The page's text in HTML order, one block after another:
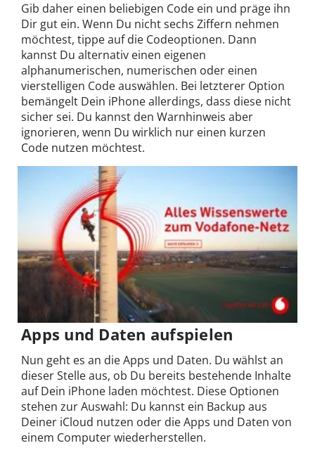
Gib daher einen beliebigen Code ein und präge ihn
Dir gut ein. Wenn Du nicht sechs Ziffern nehmen
möchtest, tippe auf die Codeoptionen. Dann
kannst Du alternativ einen eigenen
alphanumerischen, numerischen oder einen
vierstelligen Code auswählen. Bei letzterer Option
bemängelt Dein iPhone allerdings, dass diese nicht
sicher sei. Du kannst den Warnhinweis aber
ignorieren, wenn Du wirklich nur einen kurzen
Code nutzen möchtest.
Apps und Daten aufspielen
Nun geht es an die Apps und Daten. Du wählst an
dieser Stelle aus, ob Du bereits bestehende Inhalte
auf Dein iPhone laden möchtest. Diese Optionen
stehen zur Auswahl: Du kannst ein Backup aus
Deiner iCloud nutzen oder die Apps und Daten von
einem Computer wiederherstellen.